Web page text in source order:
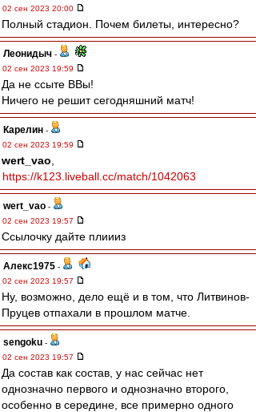
02 сен 2023 20:00
Полный стадион. Почем билеты, интересно?
Леонидыч -
02 сен 2023 19:59
Да не ссыте ВВы!
Ничего не решит сегодняшний матч!
Карелин -
02 сен 2023 19:59
wert_vao
https://k123.liveball.cc/match/1042063
wert_vao -
02 сен 2023 19:57
Ссылочку дайте плиииз
Алекс1975 -
02 сен 2023 19:57
Ну, возможно, дело ещё и в том, что Литвинов-
Пруцев отпахали в прошлом матче.
sengoku -
02 сен 2023 19:57
Да состав как состав, у нас сейчас нет
однозначно первого и однозначно второго,
особенно в середине, все примерно одного